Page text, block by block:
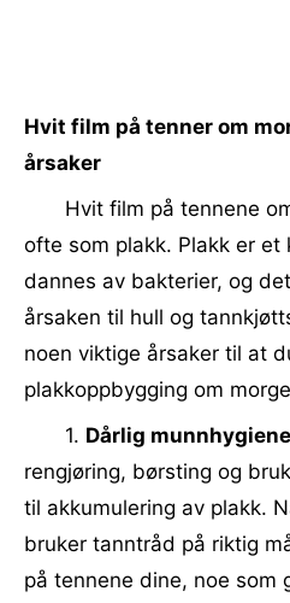
Hvit film på tenner om
årsaker
Hvit film på tennene
ofte som plakk. Plakk er et
dannes av bakterier, og
årsaken til hull og
noen viktige årsaker til at
plakkoppbygging om
1. Dårlig
rengjøring, børsting og
til akkumulering av plakk.
bruker tanntråd på riktig
på tennene dine, noe